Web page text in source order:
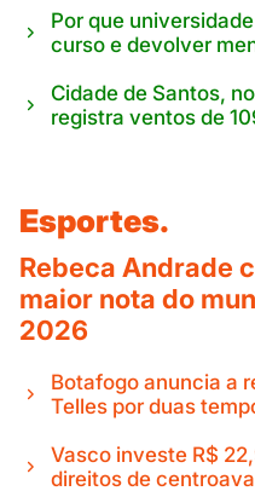
Por que
curso e devolver
Cidade de Santos,
registra ventos de
Esportes.
Rebeca Andrade
maior nota do
2026
Botafogo anuncia a
Telles por duas
Vasco investe R$
direitos de